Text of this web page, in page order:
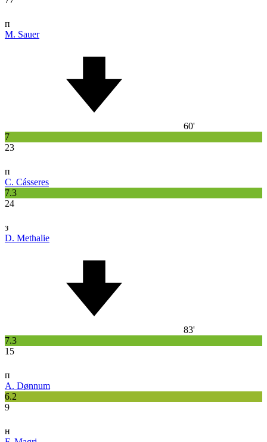
п
M. Sauer
60'
7
23
п
C. Cásseres
7.3
24
з
D. Methalie
83'
7.3
15
п
A. Dønnum
6.2
9
н